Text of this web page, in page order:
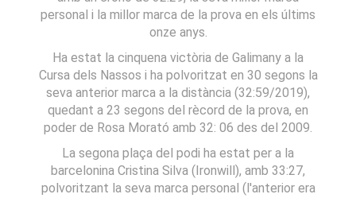
personal i la millor marca de la prova en els últims
onze anys.
Ha estat la cinquena victòria de Galimany a la
Cursa dels Nassos i ha polvoritzat en 30 segons la
seva anterior marca a la distància (32:59/2019),
quedant a 23 segons del rècord de la prova, en
poder de Rosa Morató amb 32: 06 des del 2009.
La segona plaça del podi ha estat per a la
barcelonina Cristina Silva (Ironwill), amb 33:27,
polvoritzant la seva marca personal (l'anterior era